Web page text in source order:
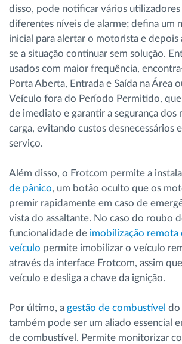
disso, pode notificar vários
diferentes níveis de alarme; defina um
inicial para alertar o motorista e depois
se a situação continuar sem solução.
usados com maior frequência,
Porta Aberta, Entrada e Saída na Área
Veículo fora do Período Permitido,
de imediato e garantir a segurança dos
carga, evitando custos desnecessários
serviço.
Além disso, o Frotcom permite a
de pânico, um botão oculto que os
premir rapidamente em caso de
vista do assaltante. No caso do roubo
funcionalidade de imobilização remota
veículo permite imobilizar o veículo
através da interface Frotcom, assim
veículo e desliga a chave da ignição.
Por último, a gestão de combustível do
também pode ser um aliado essencial
de combustível. Permite monitorizar